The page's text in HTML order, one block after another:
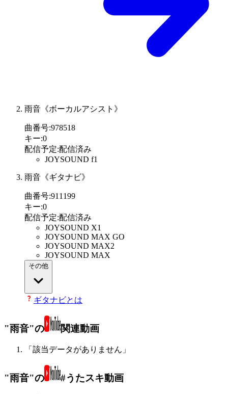
雨音《ボーカルアシスト》
曲番号:978518
キー:0
配信予定:配信済み
JOYSOUND f1
雨音《ギタナビ》
曲番号:911199
キー:0
配信予定:配信済み
JOYSOUND X1
JOYSOUND MAX GO
JOYSOUND MAX2
JOYSOUND MAX
その他
ギタナビとは
"雨音"の 関連動画
「該当データがありません」
"雨音"の #うたスキ動画